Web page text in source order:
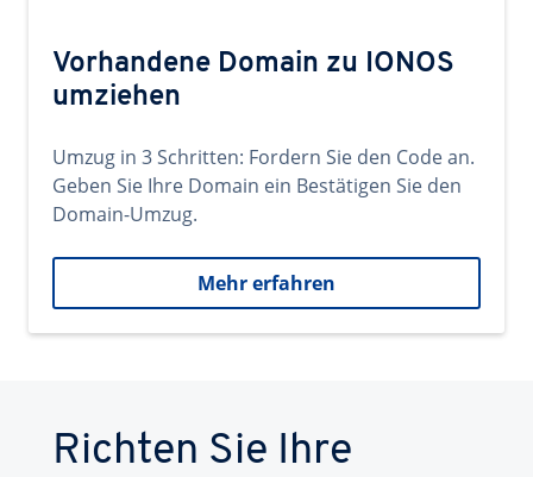
Vorhandene Domain zu IONOS
umziehen
Umzug in 3 Schritten: Fordern Sie den Code an.
Geben Sie Ihre Domain ein Bestätigen Sie den
Domain-Umzug.
Mehr erfahren
Richten Sie Ihre